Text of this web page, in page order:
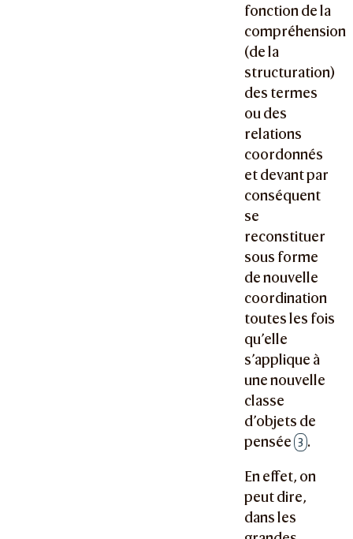
fonction de la
compréhension
(de la
structuration)
des termes
ou des
relations
coordonnés
et devant par
conséquent
se
reconstituer
sous forme
de nouvelle
coordination
toutes les fois
qu’elle
s’applique à
une nouvelle
classe
d’objets de
pensée 3 .
En effet, on
peut dire,
dans les